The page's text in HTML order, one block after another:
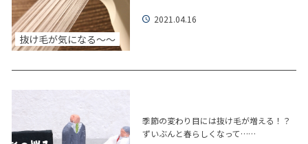
抜け毛が気になる～～
2021.04.16
季節の変わり目には抜け毛が増える！？
ずいぶんと春らしくなって……